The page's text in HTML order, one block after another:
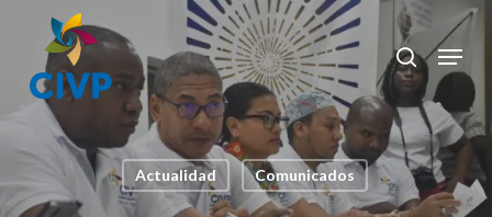
main
content
search
Menu
Actualidad Comunicados
Close
Menu